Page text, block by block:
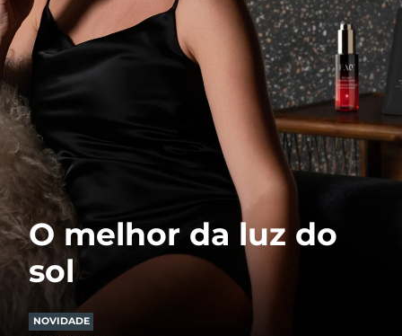
O melhor da luz do
sol
NOVIDADE